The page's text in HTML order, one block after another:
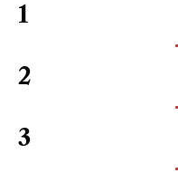
1
2
3